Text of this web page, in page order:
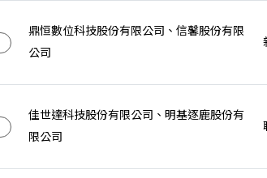
鼎恒數位科技股份有限公司、信馨股份有限
公司
佳世達科技股份有限公司、明基逐鹿股份有
限公司